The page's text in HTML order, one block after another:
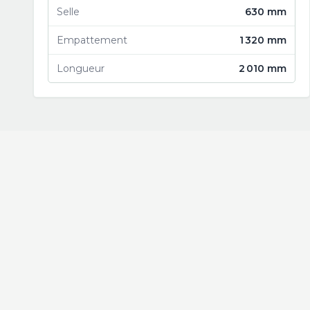
Selle 630 mm
Empattement 1 320 mm
Longueur 2 010 mm